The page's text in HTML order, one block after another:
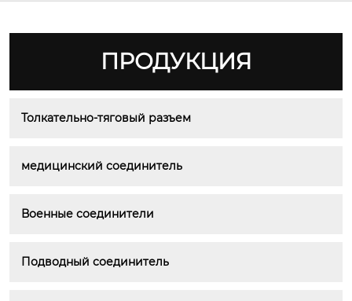
ПРОДУКЦИЯ
Толкательно-тяговый разъем
медицинский соединитель
Военные соединители
Подводный соединитель